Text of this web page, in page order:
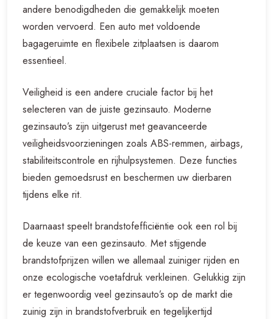
andere benodigdheden die gemakkelijk moeten
worden vervoerd. Een auto met voldoende
bagageruimte en flexibele zitplaatsen is daarom
essentieel.
Veiligheid is een andere cruciale factor bij het
selecteren van de juiste gezinsauto. Moderne
gezinsauto’s zijn uitgerust met geavanceerde
veiligheidsvoorzieningen zoals ABS-remmen, airbags,
stabiliteitscontrole en rijhulpsystemen. Deze functies
bieden gemoedsrust en beschermen uw dierbaren
tijdens elke rit.
Daarnaast speelt brandstofefficiëntie ook een rol bij
de keuze van een gezinsauto. Met stijgende
brandstofprijzen willen we allemaal zuiniger rijden en
onze ecologische voetafdruk verkleinen. Gelukkig zijn
er tegenwoordig veel gezinsauto’s op de markt die
zuinig zijn in brandstofverbruik en tegelijkertijd